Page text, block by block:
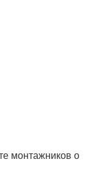
монтажников о